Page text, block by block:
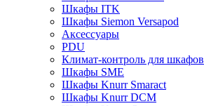
Шкафы ITK
Шкафы Siemon Versapod
Аксессуары
PDU
Климат-контроль для шкафов
Шкафы SME
Шкафы Knurr Smaract
Шкафы Knurr DCM